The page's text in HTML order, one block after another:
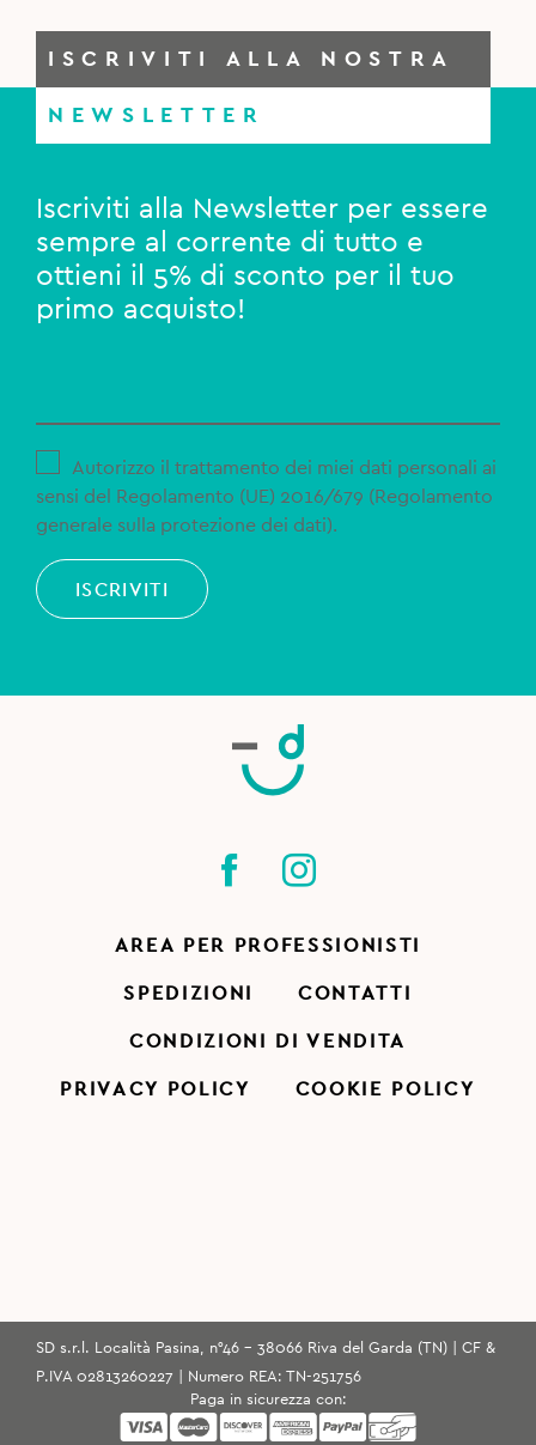
ISCRIVITI ALLA NOSTRA
NEWSLETTER
Iscriviti alla Newsletter per essere
sempre al corrente di tutto e
ottieni il 5% di sconto per il tuo
primo acquisto!
Autorizzo il trattamento dei miei dati personali ai
sensi del Regolamento (UE) 2016/679 (Regolamento
generale sulla protezione dei dati).
ISCRIVITI
AREA PER PROFESSIONISTI
SPEDIZIONI CONTATTI
CONDIZIONI DI VENDITA
PRIVACY POLICY COOKIE POLICY
SD s.r.l. Località Pasina, n°46 - 38066 Riva del Garda (TN) | CF &
P.IVA 02813260227 | Numero REA: TN-251756
Paga in sicurezza con: